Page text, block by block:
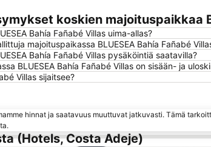
koskien majoituspaikkaa
Bahía Fañabé Villas uima-allas?
majoituspaikassa BLUESEA Bahía Fañabé
Bahía Fañabé Villas pysäköintiä saatavilla?
BLUESEA Bahía Fañabé Villas on sisään- ja
Villas sijaitsee?
hinnat ja saatavuus muuttuvat jatkuvasti. Tämä
(Hotels, Costa Adeje)